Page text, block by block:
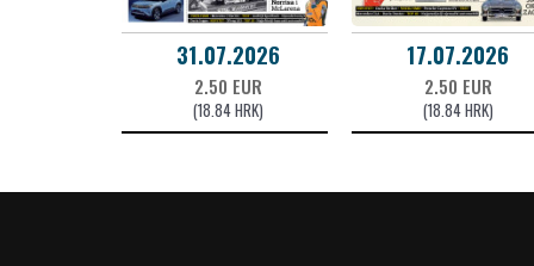
31.07.2026
2.50 EUR
(18.84 HRK)
17.07.2026
2.50 EUR
(18.84 HRK)